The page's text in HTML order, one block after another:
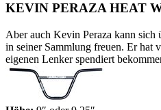
KEVIN PERAZA HEAT
Aber auch Kevin Peraza kann sich
in seiner Sammlung freuen. Er hat
eigenen Lenker spendiert